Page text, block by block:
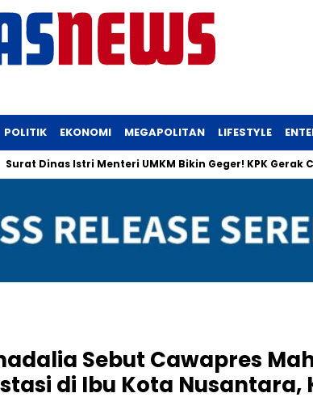
POLITIK EKONOMI MEGAPOLITAN LIFESTYLE
Istri Menteri UMKM Bikin Geger! KPK Gerak Cepat
Sebut Cawapres
di Ibu Kota